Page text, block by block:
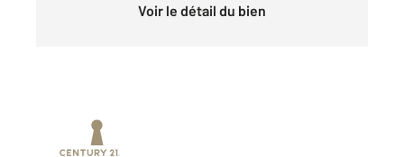
Voir le détail du bien